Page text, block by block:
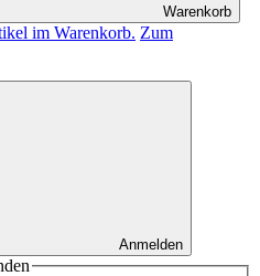
Warenkorb
im Warenkorb. Zum
Anmelden